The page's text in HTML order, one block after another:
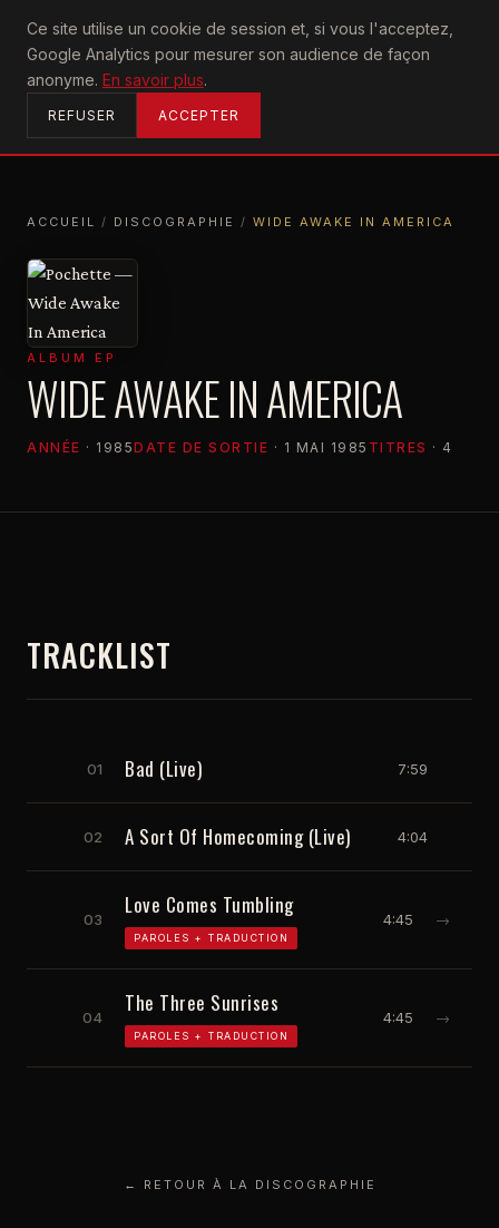
Ce site utilise un cookie de session et, si vous l'acceptez,
Google Analytics pour mesurer son audience de façon
anonyme. En savoir plus.
REFUSER ACCEPTER
U2achtung
ACCUEIL
ACCUEIL / DISCOGRAPHIE / WIDE AWAKE IN AMERICA
ALBUM EP
WIDE AWAKE IN AMERICA
ANNÉE · 1985DATE DE SORTIE · 1 MAI 1985 TITRES · 4
TRACKLIST
01 Bad (Live) 7:59
02 A Sort Of Homecoming (Live) 4:04
03
Love Comes Tumbling
PAROLES + TRADUCTION
4:45 →
04
The Three Sunrises
PAROLES + TRADUCTION
4:45 →
← RETOUR À LA DISCOGRAPHIE